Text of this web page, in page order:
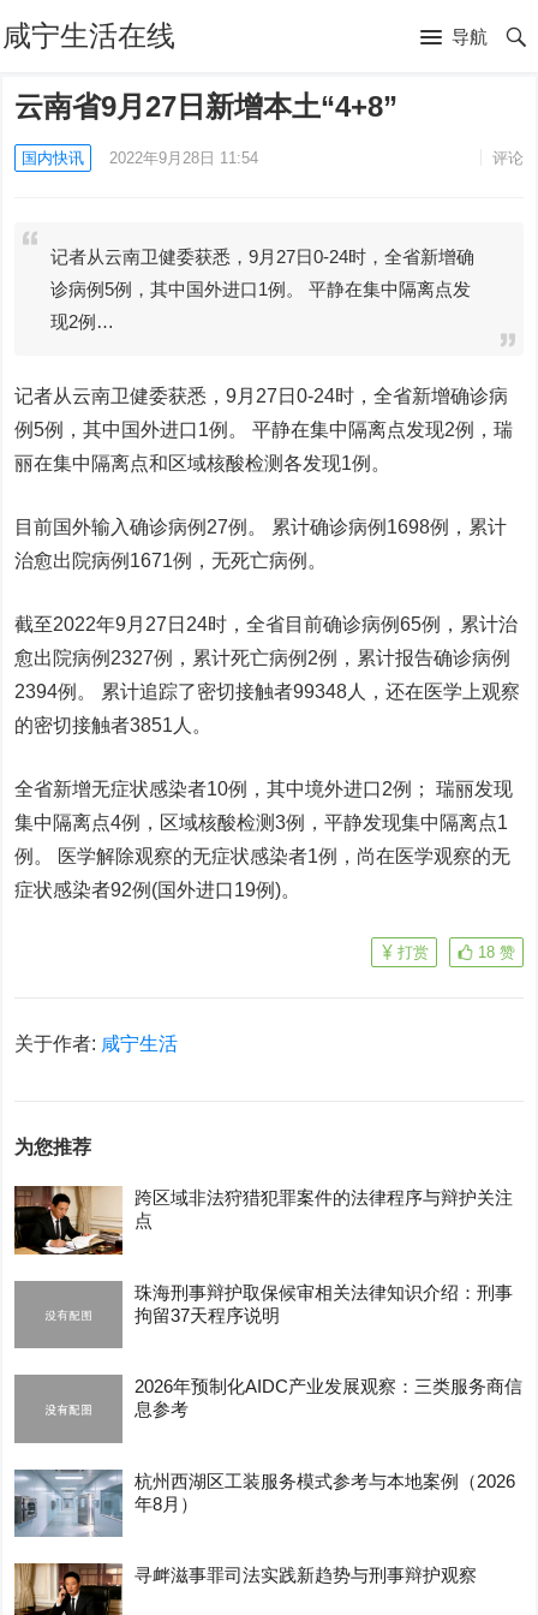
咸宁生活在线 导航
云南省9月27日新增本土“4+8”
国内快讯 2022年9月28日 11:54 评论
记者从云南卫健委获悉，9月27日0-24时，全省新增确
诊病例5例，其中国外进口1例。 平静在集中隔离点发
现2例…
记者从云南卫健委获悉，9月27日0-24时，全省新增确诊病
例5例，其中国外进口1例。 平静在集中隔离点发现2例，瑞
丽在集中隔离点和区域核酸检测各发现1例。
目前国外输入确诊病例27例。 累计确诊病例1698例，累计
治愈出院病例1671例，无死亡病例。
截至2022年9月27日24时，全省目前确诊病例65例，累计治
愈出院病例2327例，累计死亡病例2例，累计报告确诊病例
2394例。 累计追踪了密切接触者99348人，还在医学上观察
的密切接触者3851人。
全省新增无症状感染者10例，其中境外进口2例； 瑞丽发现
集中隔离点4例，区域核酸检测3例，平静发现集中隔离点1
例。 医学解除观察的无症状感染者1例，尚在医学观察的无
症状感染者92例(国外进口19例)。
18 赞
打赏
关于作者: 咸宁生活
为您推荐
跨区域非法狩猎犯罪案件的法律程序与辩护关注
点
珠海刑事辩护取保候审相关法律知识介绍：刑事
拘留37天程序说明
2026年预制化AIDC产业发展观察：三类服务商信
息参考
杭州西湖区工装服务模式参考与本地案例（2026
年8月）
寻衅滋事罪司法实践新趋势与刑事辩护观察